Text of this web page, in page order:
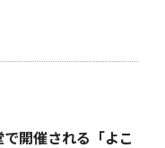
開催される「よこ